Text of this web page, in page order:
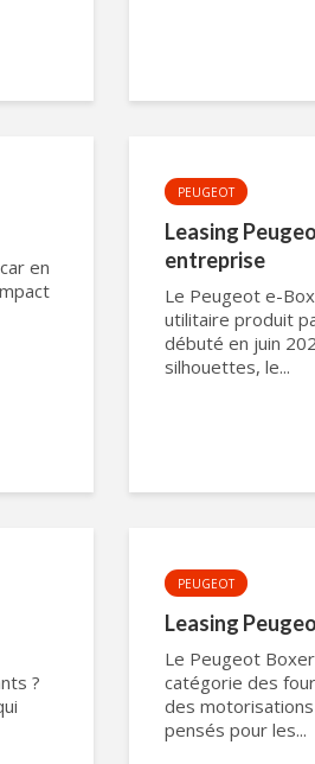
en
PEUGEOT
Leasing
entreprise
Le Peugeot e-
utilitaire produit
débuté en juin
silhouettes, le...
?
PEUGEOT
Leasing
Le Peugeot
catégorie des
des
pensés pour les...